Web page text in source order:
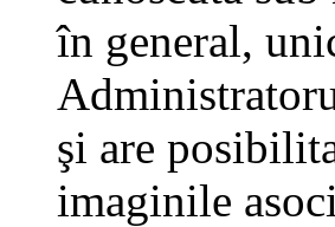
în general,
şi are
imaginile